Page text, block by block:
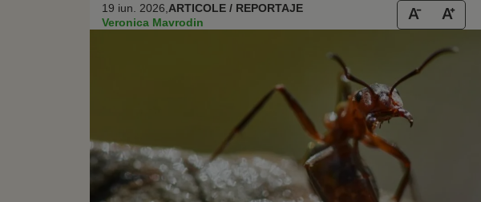
19 iun. 2026, ARTICOLE / REPORTAJE
Veronica Mavrodin